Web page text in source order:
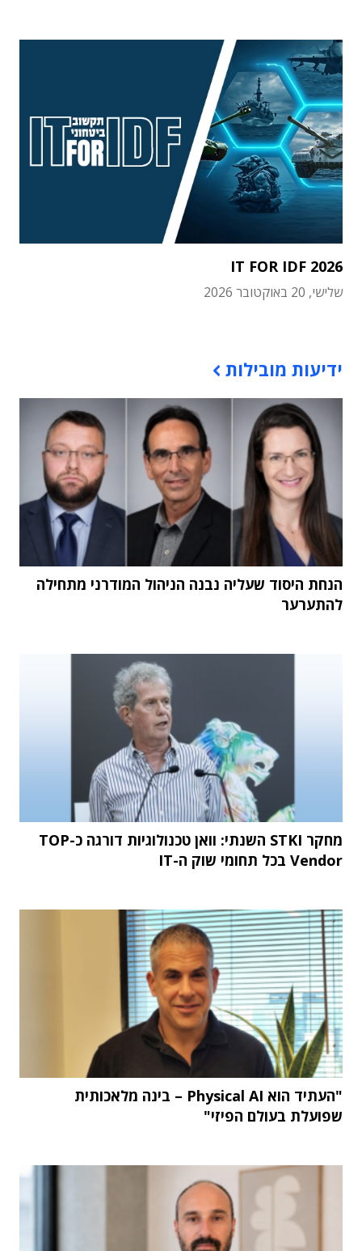
IT FOR IDF 2026
שלישי, 20 באוקטובר 2026
ידיעות מובילות
הנחת היסוד שעליה נבנה הניהול המודרני מתחילה
להתערער
מחקר STKI השנתי: וואן טכנולוגיות דורגה כ-TOP
Vendor בכל תחומי שוק ה-IT
"העתיד הוא Physical AI – בינה מלאכותית
שפועלת בעולם הפיזי"